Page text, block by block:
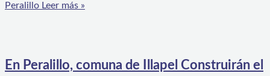
Peralillo Leer más »
En Peralillo, comuna de Illapel Construirán el